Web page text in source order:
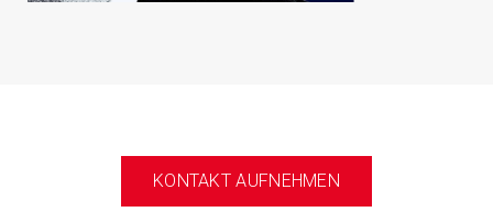
KONTAKT AUFNEHMEN